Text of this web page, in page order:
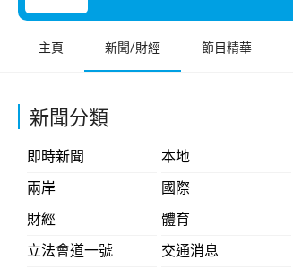
主頁 新聞/財經 節目精華
新聞分類
即時新聞
本地
兩岸
國際
財經
體育
立法會道一號
交通消息